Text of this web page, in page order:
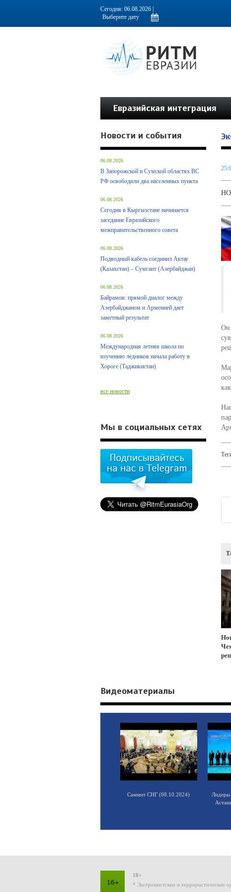
Информационно-аналитическое издание, посвященное актуальным
Сегодня: 06.08.2026 |
Евразийская интеграция
Он
Новости и события
06.08.2026
В Запорожской и Сумской областях ВС
РФ освободили два населенных пункта
06.08.2026
Сегодня в Кыргызстане начинается
заседание Евразийского
межправительственного совета
06.08.2026
Подводный кабель соединил Актау
(Казахстан) – Сумгаит (Азербайджан)
06.08.2026
Байрамов: прямой диалог между
Азербайджаном и Арменией дает
заметный результат
06.08.2026
Международная летняя школа по
изучению ледников начала работу в
Хороге (Таджикистан)
все новости
Мы в социальных сетях
Видеоматериалы
Саммит СНГ (08.10.2024)
18+
* Экстремистские и террористические